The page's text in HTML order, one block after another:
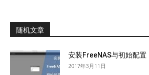
随机文章
安装FreeNAS与初始配置
2017年3月11日